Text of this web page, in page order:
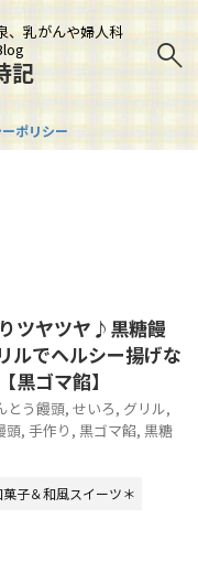
、乳がんや婦人科
記
ポリシー
ツヤツヤ♪黒糖饅
ルでヘルシー揚げな
黒ゴマ餡】
とう饅頭, せいろ, グリル,
頭, 手作り , 黒ゴマ餡, 黒糖
菓子＆和風スイーツ＊